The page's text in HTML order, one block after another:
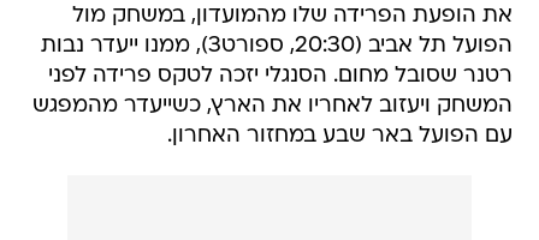
את הופעת הפרידה שלו מהמועדון, במשחק מול
הפועל תל אביב (20:30, ספורט3), ממנו ייעדר נבות
רטנר שסובל מחום. הסנגלי יזכה לטקס פרידה לפני
המשחק ויעזוב לאחריו את הארץ, כשייעדר מהמפגש
עם הפועל באר שבע במחזור האחרון.